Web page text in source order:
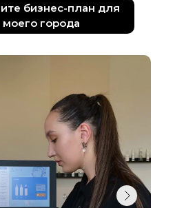
бизнес-план для
моего города